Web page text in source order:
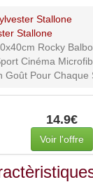
Stallone
Stallone
Rocky
Cinéma
Goût Pour Chaque
14.9€
Voir l'offre